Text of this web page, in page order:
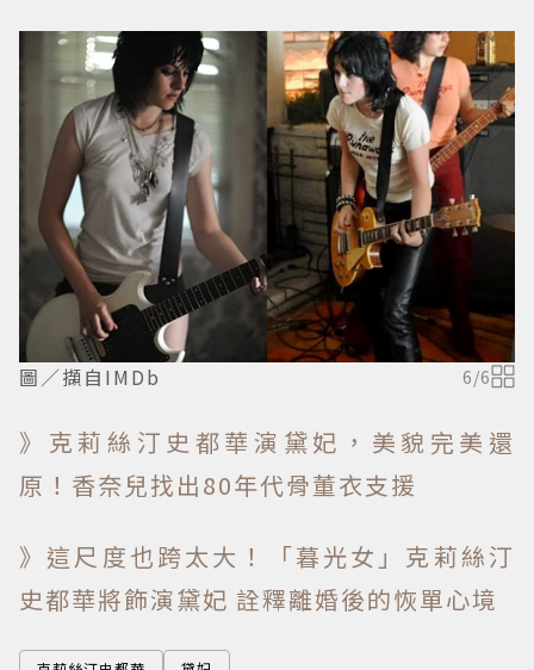
圖／擷自IMDb 6/6
》克莉絲汀史都華演黛妃，美貌完美還
原！香奈兒找出80年代骨董衣支援
》這尺度也跨太大！「暮光女」克莉絲汀
史都華將飾演黛妃 詮釋離婚後的恢單心境